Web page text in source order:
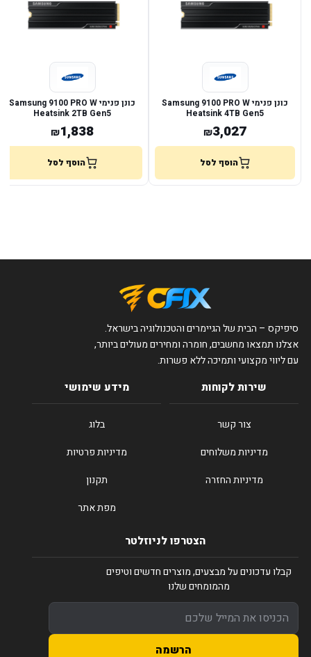
כונן פנימי Samsung 9100 PRO W
Heatsink 4TB Gen5
₪3,027
הוסף לסל
כונן פנימי Samsung 9100 PRO W
Heatsink 2TB Gen5
₪1,838
הוסף לסל
סיפיקס – הבית של הגיימרים והטכנולוגיה בישראל.
אצלנו תמצאו מחשבים, חומרה ומחירים מעולים ביותר,
עם ליווי מקצועי ותמיכה ללא פשרות.
שירות לקוחות
צור קשר
מדיניות משלוחים
מדיניות החזרה
מידע שימושי
בלוג
מדיניות פרטיות
תקנון
מפת אתר
הצטרפו לניוזלטר
קבלו עדכונים על מבצעים, מוצרים חדשים וטיפים
מהמומחים שלנו
הרשמה